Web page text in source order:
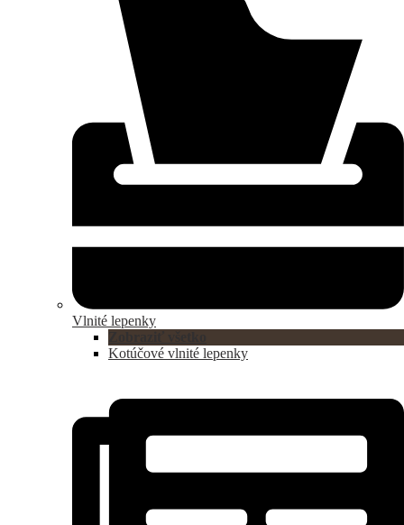
Vlnité lepenky
Kotúčové vlnité lepenky